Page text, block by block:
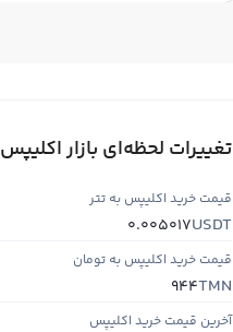
تغییرات لحظه‌ای بازار اکلیپس
قیمت خرید اکلیپس به تتر
USDT
0.005017
قیمت خرید اکلیپس به تومان
TMN
944
آخرین قیمت خرید اکلیپس